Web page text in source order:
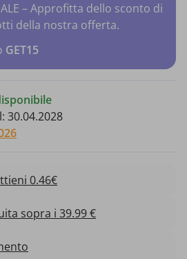
– Approfitta dello sconto di
della nostra offerta.
GET15
30.04.2028
0.46€
sopra i 39.99 €